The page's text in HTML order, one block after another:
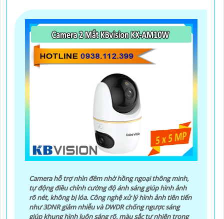
Camera hỗ trợ nhìn đêm nhờ hồng ngoại thông minh,
tự động điều chỉnh cường độ ánh sáng giúp hình ảnh
rõ nét, không bị lóa. Công nghệ xử lý hình ảnh tiên tiến
như 3DNR giảm nhiễu và DWDR chống ngược sáng
giúp khung hình luôn sáng rõ, màu sắc tự nhiên trong